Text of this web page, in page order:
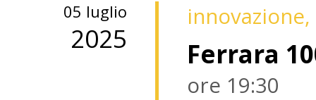
05 luglio
2025 Ferrara
ore 19:30